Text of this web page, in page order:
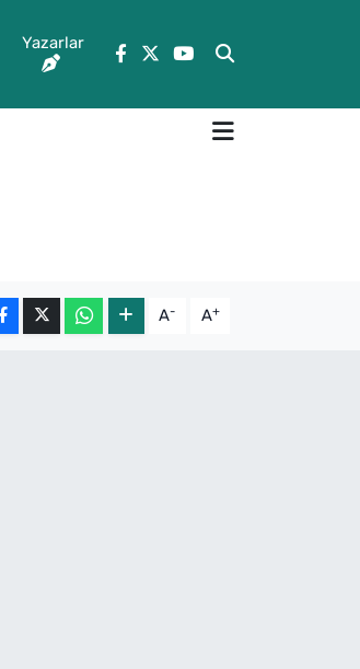
Yazarlar
A- A+